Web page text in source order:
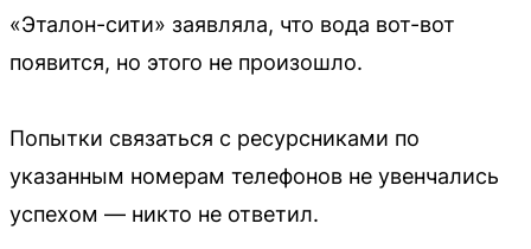
«Эталон-сити» заявляла, что вода вот-вот
появится, но этого не произошло.
Попытки связаться с ресурсниками по
указанным номерам телефонов не увенчались
успехом — никто не ответил.